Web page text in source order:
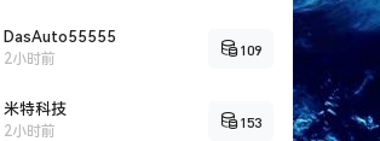
DasAuto55555
2小时前
109
米特科技
2小时前
153